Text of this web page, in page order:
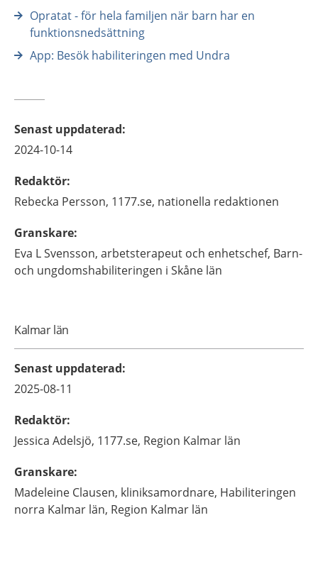
Opratat - för hela familjen när barn har en
funktionsnedsättning
App: Besök habiliteringen​ med Undra
Senast uppdaterad:
2024-10-14
Redaktör:
Rebecka Persson, 1177.se, nationella redaktionen
Granskare:
Eva L Svensson, arbetsterapeut och enhetschef, Barn-
och ungdomshabiliteringen i Skåne län
Kalmar län
Senast uppdaterad:
2025-08-11
Redaktör:
Jessica Adelsjö, 1177.se, Region Kalmar län
Granskare:
Madeleine Clausen, kliniksamordnare, Habiliteringen
norra Kalmar län, Region Kalmar län